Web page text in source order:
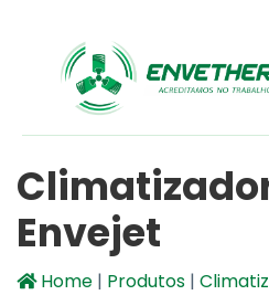
Envejet
Home | Produtos |